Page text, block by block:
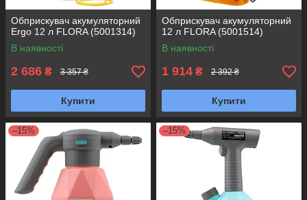
Обприскувач акумуляторний
Ergo 12 л FLORA (5001314)
В наявності
2 686 ₴ 3 357 ₴
Купити
Обприскувач акумуляторний
12 л FLORA (5001514)
В наявності
1 914 ₴ 2 392 ₴
Купити
–15% –15%